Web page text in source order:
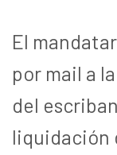
El
por mail a
del
liquidación